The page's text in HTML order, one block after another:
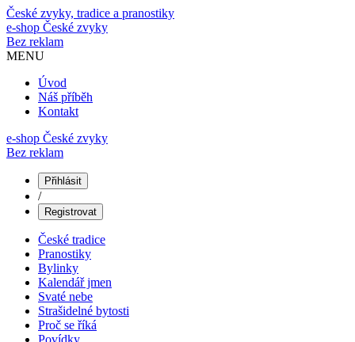
České zvyky, tradice a pranostiky
e-shop České zvyky
Bez reklam
MENU
Úvod
Náš příběh
Kontakt
e-shop České zvyky
Bez reklam
Přihlásit
/
Registrovat
České tradice
Pranostiky
Bylinky
Kalendář jmen
Svaté nebe
Strašidelné bytosti
Proč se říká
Povídky